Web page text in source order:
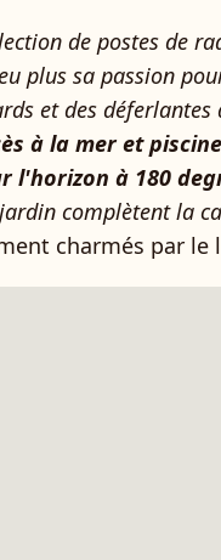
de postes de
plus sa passion
et des déferlantes
à la mer et piscine
l'horizon à 180
complètent la
charmés par le